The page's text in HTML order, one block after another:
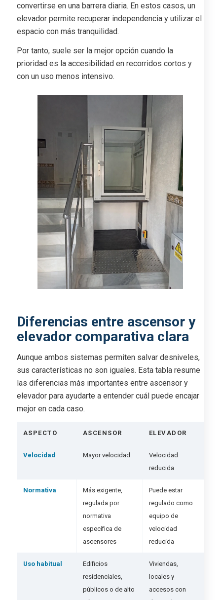
convertirse en una barrera diaria. En estos casos, un
elevador permite recuperar independencia y utilizar el
espacio con más tranquilidad.
Por tanto, suele ser la mejor opción cuando la
prioridad es la accesibilidad en recorridos cortos y
con un uso menos intensivo.
Diferencias entre ascensor y
elevador comparativa clara
Aunque ambos sistemas permiten salvar desniveles,
sus características no son iguales. Esta tabla resume
las diferencias más importantes entre ascensor y
elevador para ayudarte a entender cuál puede encajar
mejor en cada caso.
ASPECTO ASCENSOR ELEVADOR
Velocidad Mayor velocidad
Velocidad
reducida
Normativa
Más exigente,
regulada por
normativa
específica de
ascensores
Puede estar
regulado como
equipo de
velocidad
reducida
Uso habitual
Edificios
residenciales,
públicos o de alto
Viviendas,
locales y
accesos con